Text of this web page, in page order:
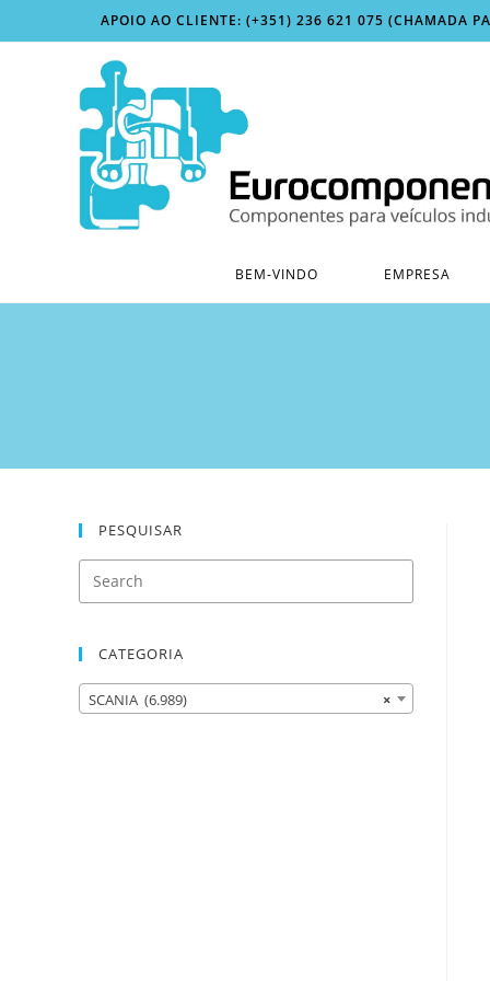
to
APOIO AO CLIENTE: (+351) 236 621 075 (CHAMADA
BEM-VINDO EMPRESA
PESQUISAR
CATEGORIA
×
SCANIA (6.989)